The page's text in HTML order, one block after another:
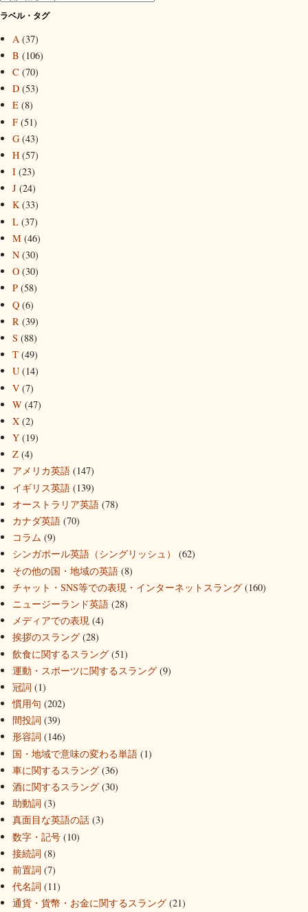
ラベル・タグ
A (37)
B (106)
C (70)
D (53)
E (8)
F (51)
G (43)
H (57)
I (23)
J (24)
K (33)
L (37)
M (46)
N (30)
O (30)
P (58)
Q (6)
R (39)
S (88)
T (49)
U (14)
V (7)
W (47)
X (2)
Y (19)
Z (4)
アメリカ英語 (147)
イギリス英語 (139)
オーストラリア英語 (78)
カナダ英語 (70)
コラム (9)
シンガポール英語（シングリッシュ）
(62)
その他の国・地域の英語 (8)
チャット・SNS等での表現・インターネットスラング (160)
ニュージーランド英語 (28)
メディアでの表現 (4)
挨拶のスラング (28)
飲食に関するスラング (51)
運動・スポーツに関するスラング (9)
冠詞 (1)
慣用句 (202)
間投詞 (39)
形容詞 (146)
国・地域で意味の変わる単語 (1)
車に関するスラング (36)
酒に関するスラング (30)
助動詞 (3)
真面目な英語の話 (3)
数字・記号 (10)
接続詞 (8)
前置詞 (7)
代名詞 (11)
通貨・貨幣・お金に関するスラング (21)